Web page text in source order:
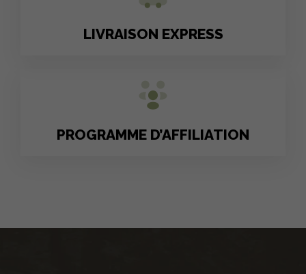
LIVRAISON EXPRESS
PROGRAMME D’AFFILIATION